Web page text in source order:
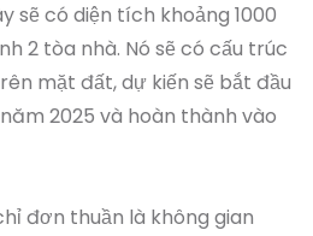
sẽ có diện tích khoảng 1000
2 tòa nhà. Nó sẽ có cấu trúc
mặt đất, dự kiến sẽ bắt đầu
2025 và hoàn thành vào
đơn thuần là không gian